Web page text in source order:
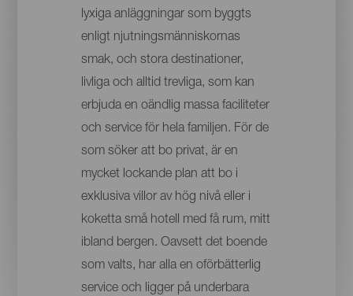
lyxiga anläggningar som byggts
enligt njutningsmänniskornas
smak, och stora destinationer,
livliga och alltid trevliga, som kan
erbjuda en oändlig massa faciliteter
och service för hela familjen. För de
som söker att bo privat, är en
mycket lockande plan att bo i
exklusiva villor av hög nivå eller i
koketta små hotell med få rum, mitt
ibland bergen. Oavsett det boende
som valts, har alla en oförbätterlig
service och ligger på underbara